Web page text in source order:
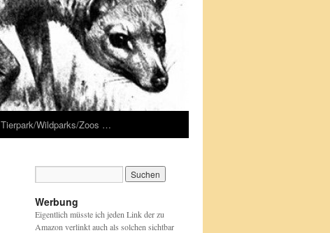
Tierpark/Wildparks/Zoos …
Werbung
Eigentlich müsste ich jeden Link der zu
Amazon verlinkt auch als solchen sichtbar